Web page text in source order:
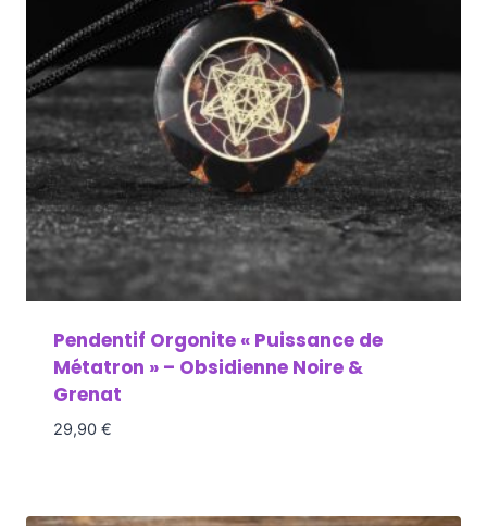
Pendentif Orgonite « Puissance de
Métatron » – Obsidienne Noire &
Grenat
29,90 €